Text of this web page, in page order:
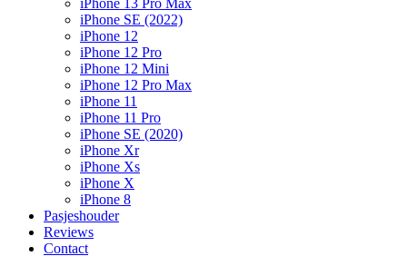
iPhone 13 Pro Max
iPhone SE (2022)
iPhone 12
iPhone 12 Pro
iPhone 12 Mini
iPhone 12 Pro Max
iPhone 11
iPhone 11 Pro
iPhone SE (2020)
iPhone Xr
iPhone Xs
iPhone X
iPhone 8
Pasjeshouder
Reviews
Contact